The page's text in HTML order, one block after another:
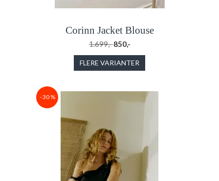
Corinn Jacket Blouse
1.699,-850,-
FLERE VARIANTER
- 30 %